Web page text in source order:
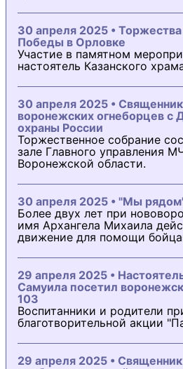
30 апреля 2025 •
Победы в Орловке
Участие в памятном
настоятель Казанского
30 апреля 2025 •
воронежских огнеборцев с
охраны России
Торжественное собрание
зале Главного управления
Воронежской области.
30 апреля 2025 • "Мы
Более двух лет при
имя Архангела Михаила
движение для помощи
29 апреля 2025 •
Самуила посетил
103
Воспитанники и родители
благотворительной акции
29 апреля 2025 •